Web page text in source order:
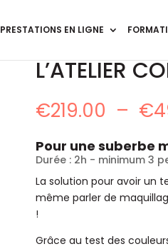
PRESTATIONS EN LIGNE
L’ATELIER
€219.00 – €
Pour une suberbe
Durée : 2h - minimum 3
La solution pour avoir un
même parler de
!
Grâce au test des